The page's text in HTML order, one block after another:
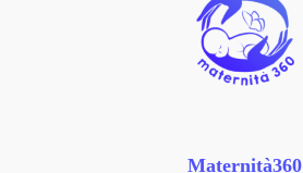
Maternità360